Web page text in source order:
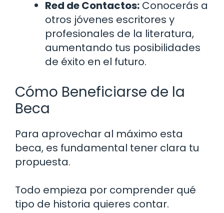
Red de Contactos: Conocerás a
otros jóvenes escritores y
profesionales de la literatura,
aumentando tus posibilidades
de éxito en el futuro.
Cómo Beneficiarse de la
Beca
Para aprovechar al máximo esta
beca, es fundamental tener clara tu
propuesta.
Todo empieza por comprender qué
tipo de historia quieres contar.